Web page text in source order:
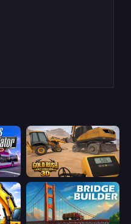
Gold Rush: Gold Simulator 3D